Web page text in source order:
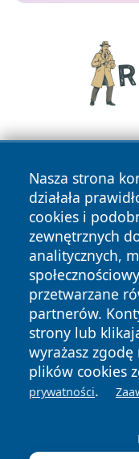
Nasza strona
działała
cookies i
zewnętrznych
analitycznych,
przetwarzane
partnerów.
strony lub
wyrażasz
plików cookies
prywatności.
Copyright © 2026
zastrzeżone.
News Autorzy